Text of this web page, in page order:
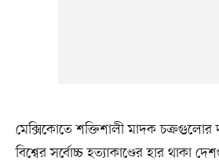
মেক্সিকোতে শক্তিশালী মাদক চক্রগুলোর
বিশ্বের সর্বোচ্চ হত্যাকাণ্ডের হার থাকা